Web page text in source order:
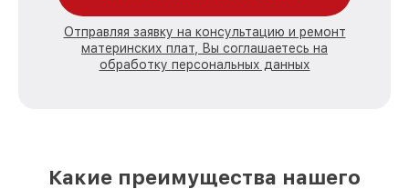
Отправляя заявку на консультацию и ремонт
материнских плат, Вы соглашаетесь на
обработку персональных данных
Какие преимущества нашего